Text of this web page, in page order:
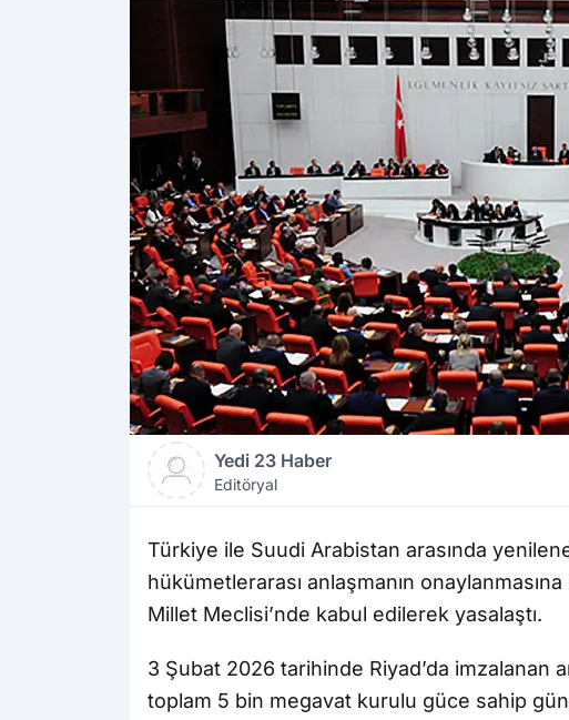
Yedi 23 Haber
Editöryal
Türkiye ile Suudi Arabistan arasında
hükümetlerarası anlaşmanın
Millet Meclisi’nde kabul edilerek yasalaştı.
3 Şubat 2026 tarihinde Riyad’da imzalanan
toplam 5 bin megavat kurulu güce sahip